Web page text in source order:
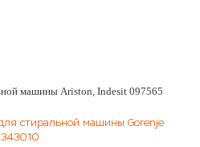
машины Ariston, Indesit 097565